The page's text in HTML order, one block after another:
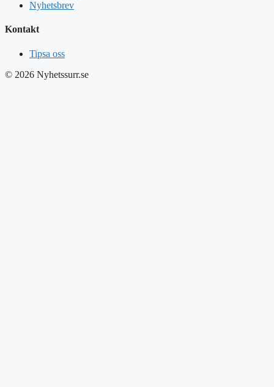
Nyhetsbrev
Kontakt
Tipsa oss
© 2026 Nyhetssurr.se